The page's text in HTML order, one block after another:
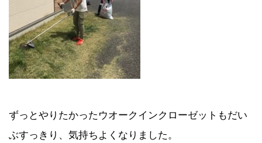
ずっとやりたかったウオークインクローゼットもだい
ぶすっきり、気持ちよくなりました。